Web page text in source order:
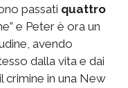
passati quattro
e Peter è ora un
avendo
dalla vita e dai
crimine in una New